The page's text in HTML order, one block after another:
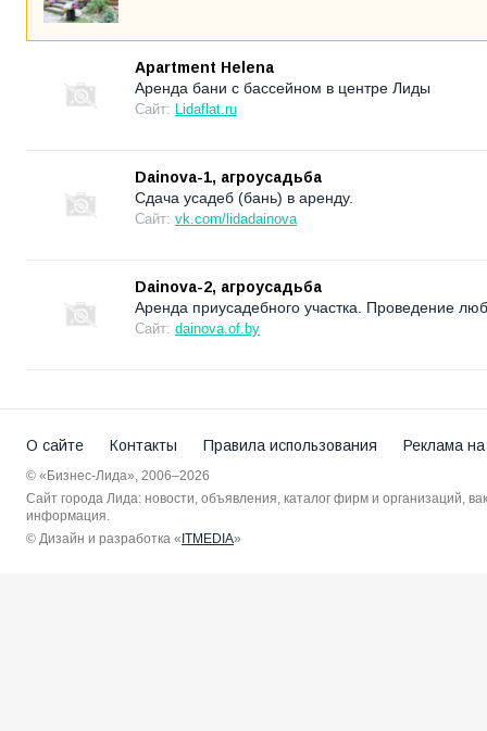
Apartment Helena
Аренда бани с бассейном в центре Лиды
Сайт: Lidaflat.ru
Dainova-1, агроусадьба
Сдача усадеб (бань) в аренду.
Сайт: vk.com/lidadainova
Dainova-2, агроусадьба
Аренда приусадебного участка. Проведение
Сайт: dainova.of.by
О сайте Контакты Правила использования Реклама
© «Бизнес-Лида», 2006–2026
Сайт города Лида: новости, объявления, каталог фирм и организаций,
информация.
© Дизайн и разработка « ITMEDIA»